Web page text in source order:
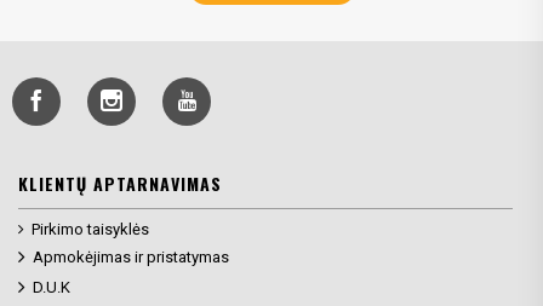
KLIENTŲ APTARNAVIMAS
Pirkimo taisyklės
Apmokėjimas ir pristatymas
D.U.K